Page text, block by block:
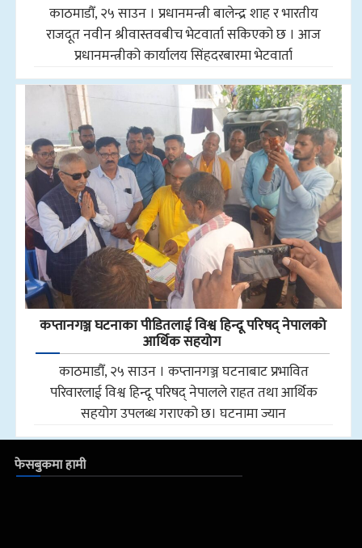
काठमाडौँ, २५ साउन । प्रधानमन्त्री बालेन्द्र शाह र भारतीय
राजदूत नवीन श्रीवास्तवबीच भेटवार्ता सकिएको छ । आज
प्रधानमन्त्रीको कार्यालय सिंहदरबारमा भेटवार्ता
कप्तानगञ्ज घटनाका पीडितलाई विश्व हिन्दू परिषद् नेपालको
आर्थिक सहयोग
काठमाडौँ, २५ साउन । कप्तानगञ्ज घटनाबाट प्रभावित
परिवारलाई विश्व हिन्दू परिषद् नेपालले राहत तथा आर्थिक
सहयोग उपलब्ध गराएको छ। घटनामा ज्यान
फेसबुकमा हामी